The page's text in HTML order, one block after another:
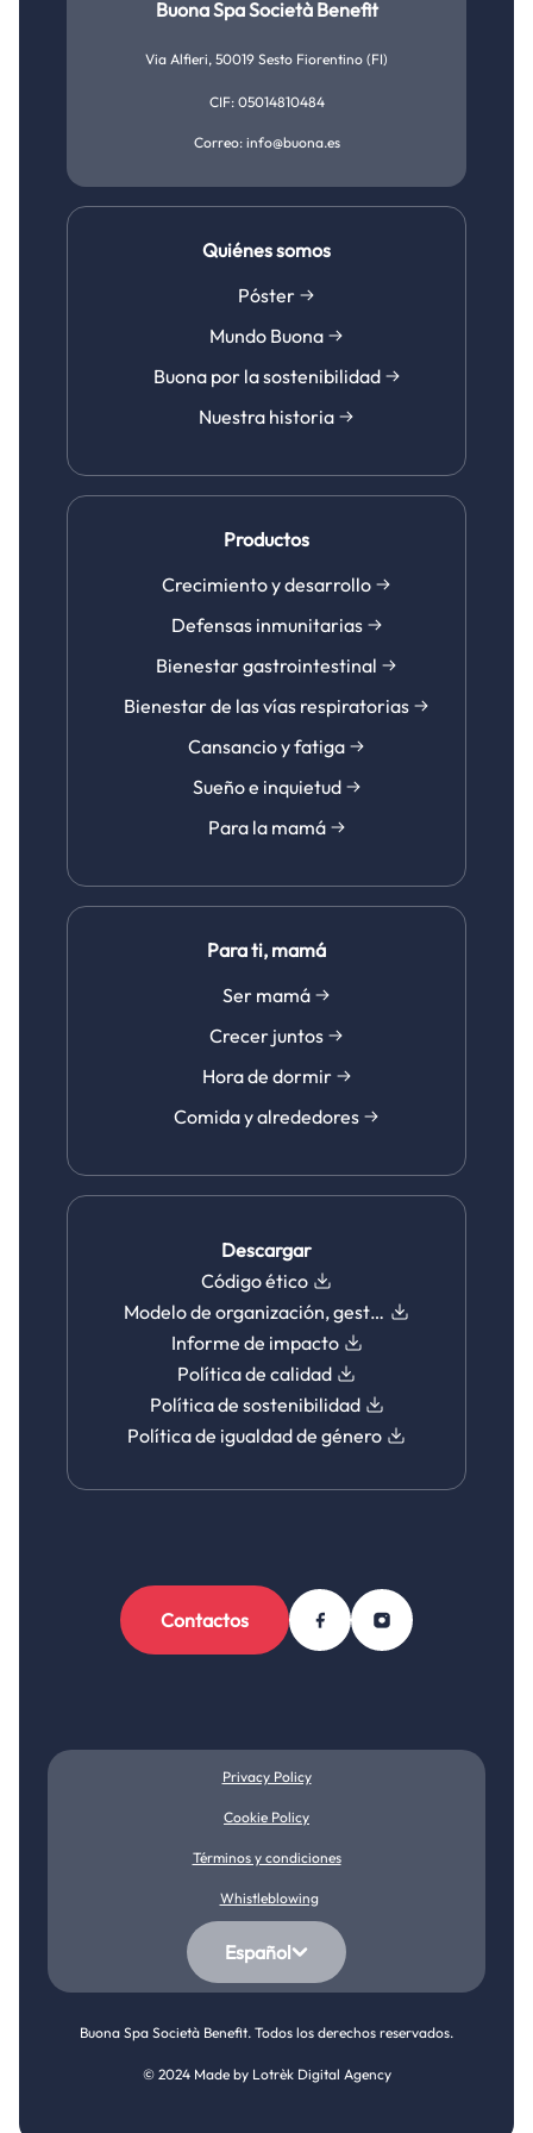
Bienestar gastrointestinal
Bienestar de las vías respiratorias
Sueño e inquietud
Crecer juntos
Buona Spa Società Benefit
Via Alfieri, 50019 Sesto Fiorentino (FI)
CIF: 05014810484
Correo: info@buona.es
Quiénes somos
Póster
Mundo Buona
Buona por la sostenibilidad
Nuestra historia
Productos
Crecimiento y desarrollo
Defensas inmunitarias
Bienestar gastrointestinal
Bienestar de las vías respiratorias
Cansancio y fatiga
Sueño e inquietud
Para la mamá
Para ti, mamá
Ser mamá
Crecer juntos
Hora de dormir
Comida y alrededores
Descargar
Código ético
Modelo de organización, gestión y control
Informe de impacto
Política de calidad
Política de sostenibilidad
Política de igualdad de género
Contactos
Privacy Policy
Cookie Policy
Términos y condiciones
Whistleblowing
Español
Buona Spa Società Benefit. Todos los derechos reservados.
© 2024 Made by Lotrèk Digital Agency